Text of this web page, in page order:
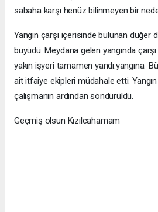
sabaha karşı henüz bilinmeyen bir
Yangın çarşı içerisinde bulunan düğer
büyüdü. Meydana gelen yangında
yakın işyeri tamamen yandı.yangına
ait itfaiye ekipleri müdahale etti.
çalışmanın ardından söndürüldü.
Geçmiş olsun Kızılcahamam